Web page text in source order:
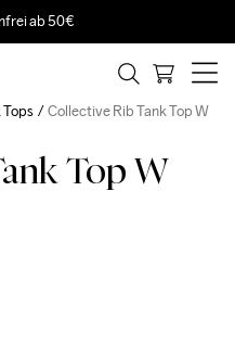
ab 50€
Top W
Tops Collective Rib Tank Top W